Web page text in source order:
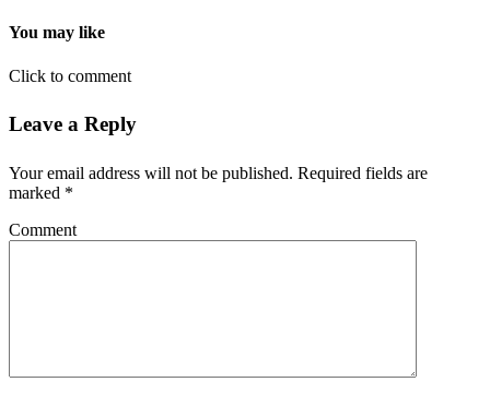
You may like
Click to comment
Leave a Reply
Your email address will not be published. Required fields are
marked *
Comment